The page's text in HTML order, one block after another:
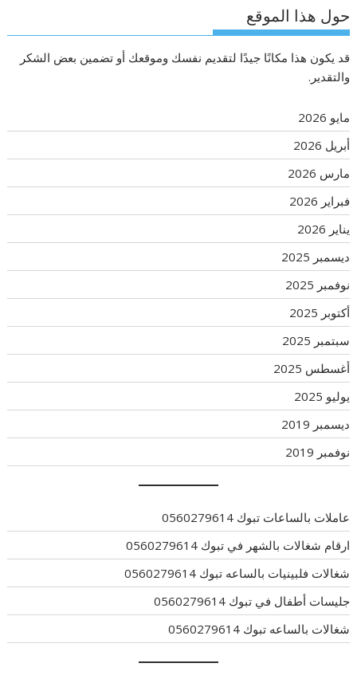
حول هذا الموقع
قد يكون هذا مكانًا جيدًا لتقديم نفسك وموقعك أو تضمين بعض الشكر
والتقدير.
مايو 2026
أبريل 2026
مارس 2026
فبراير 2026
يناير 2026
ديسمبر 2025
نوفمبر 2025
أكتوبر 2025
سبتمبر 2025
أغسطس 2025
يوليو 2025
ديسمبر 2019
نوفمبر 2019
عاملات بالساعات تبوك 0560279614
ارقام شغالات بالشهر في تبوك 0560279614
شغالات فلبينيات بالساعه تبوك 0560279614
جليسات أطفال في تبوك 0560279614
شغالات بالساعه تبوك 0560279614